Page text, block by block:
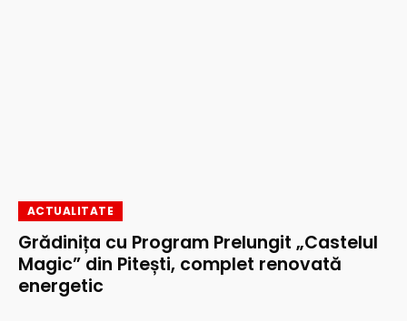
ACTUALITATE
Grădinița cu Program Prelungit „Castelul
Magic” din Pitești, complet renovată
energetic